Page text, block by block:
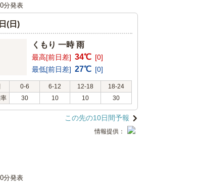
分発表
(日)
くもり 一時 雨
最高[前日差] 34℃ [0]
最低[前日差] 27℃ [0]
0-6 6-12 12-18
18-24
30 10 10 30
この先の10日間予報
情報提供：
分発表